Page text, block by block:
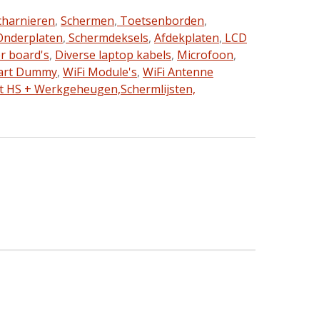
, Schermen, Toetsenborden,
, Schermdeksels, Afdekplaten, LCD
board's, Diverse laptop kabels, Microfoon,
Dummy, WiFi Module's, WiFi Antenne
HS + Werkgeheugen,Schermlijsten,